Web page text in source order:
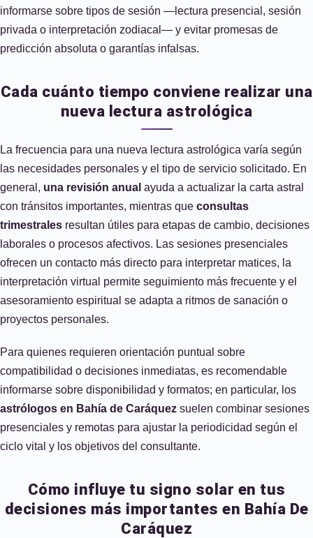
informarse sobre tipos de sesión —lectura presencial, sesión
privada o interpretación zodiacal— y evitar promesas de
predicción absoluta o garantías infalsas.
Cada cuánto tiempo conviene realizar una
nueva lectura astrológica
La frecuencia para una nueva lectura astrológica varía según
las necesidades personales y el tipo de servicio solicitado. En
general, una revisión anual ayuda a actualizar la carta astral
con tránsitos importantes, mientras que consultas
trimestrales resultan útiles para etapas de cambio, decisiones
laborales o procesos afectivos. Las sesiones presenciales
ofrecen un contacto más directo para interpretar matices, la
interpretación virtual permite seguimiento más frecuente y el
asesoramiento espiritual se adapta a ritmos de sanación o
proyectos personales.
Para quienes requieren orientación puntual sobre
compatibilidad o decisiones inmediatas, es recomendable
informarse sobre disponibilidad y formatos; en particular, los
astrólogos en Bahía de Caráquez suelen combinar sesiones
presenciales y remotas para ajustar la periodicidad según el
ciclo vital y los objetivos del consultante.
Cómo influye tu signo solar en tus
decisiones más importantes en Bahía De
Caráquez